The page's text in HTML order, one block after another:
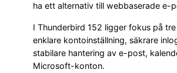
ha ett alternativ till webbaserade e-
I Thunderbird 152 ligger fokus på tre
enklare kontoinställning, säkrare
stabilare hantering av e-post,
Microsoft-konton.